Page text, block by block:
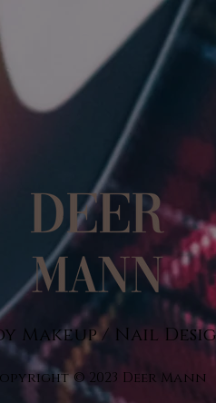
Makeup / Nail
© 2023 Deer Mann